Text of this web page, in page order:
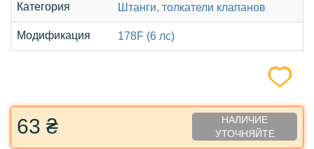
Категория Штанги, толкатели клапанов
Модификация 178F (6 лс)
63 ₴
НАЛИЧИЕ
УТОЧНЯЙТЕ